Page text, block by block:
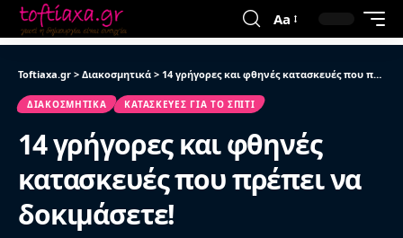
Aa
Toftiaxa.gr > Διακοσμητικά > 14 γρήγορες και φθηνές κατασκευές που πρέπει να δοκιμάσετε!
ΔΙΑΚΟΣΜΗΤΙΚΆ ΚΑΤΑΣΚΕΥΈΣ ΓΙΑ ΤΟ ΣΠΊΤΙ
14 γρήγορες και φθηνές
κατασκευές που πρέπει να
δοκιμάσετε!